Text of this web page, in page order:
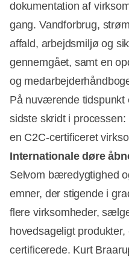
dokumentation af
gang. Vandforbrug,
affald, arbejdsmiljø og
gennemgået, samt en
og
På nuværende tidspunkt
sidste skridt i
en C2C-certificeret
Internationale døre
Selvom bæredygtighed
emner, der stigende i
flere virksomheder,
hovedsageligt
certificerede. Kurt